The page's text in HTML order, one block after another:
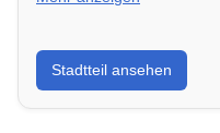
Erfahre mehr über
Main: Lebensqualität,
Freizeitmöglichkeiten
Stadtteil ansehen